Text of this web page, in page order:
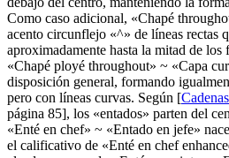
Como caso adicional, «Chapé
acento circunflejo «^» de líneas rectas
aproximadamente hasta la mitad de los
«Chapé ployé throughout» ~ «Capa
disposición general, formando
pero con líneas curvas. Según [
página 85], los «entados» parten del
«Enté en chef» ~ «Entado en jefe»
el calificativo de «Enté en chef